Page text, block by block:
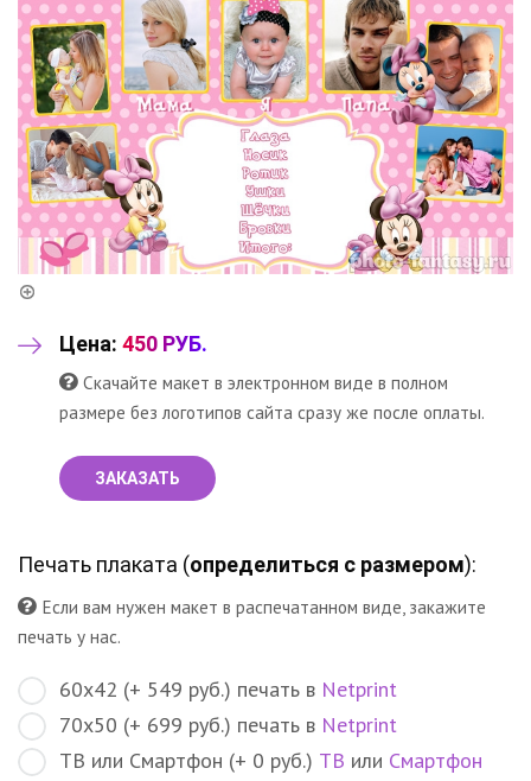
Цена: 450 РУБ.
Скачайте макет в электронном виде в полном
размере без логотипов сайта сразу же после оплаты.
ЗАКАЗАТЬ
Печать плаката (определиться с размером):
Если вам нужен макет в распечатанном виде, закажите
печать у нас.
60х42 (+ 549 руб.) печать в Netprint
70х50 (+ 699 руб.) печать в Netprint
ТВ или Смартфон (+ 0 руб.) ТВ или Смартфон